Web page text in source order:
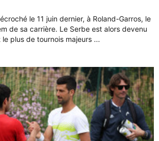
le 11 juin dernier, à Roland-Garros, le
de sa carrière. Le Serbe est alors devenu
plus de tournois majeurs ...